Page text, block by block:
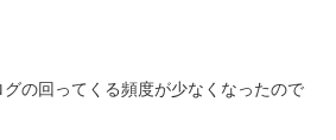
の回ってくる頻度が少なくなったので